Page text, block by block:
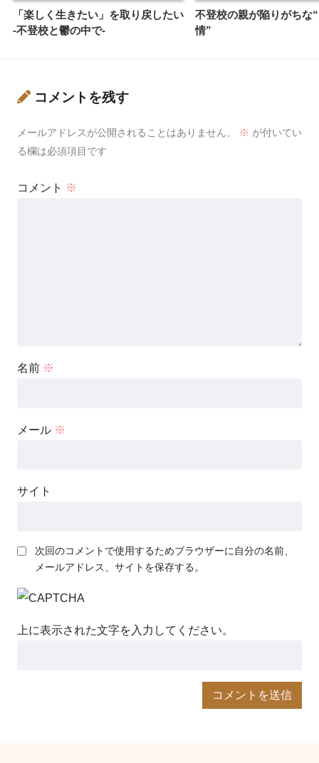
「楽しく生きたい」を取り戻したい
-不登校と鬱の中で-
不登校の親が陥りがちな
情”
コメントを残す
メールアドレスが公開されることはありません。 ※ が付いてい
る欄は必須項目です
コメント ※
名前 ※
メール ※
サイト
次回のコメントで使用するためブラウザーに自分の名前、
メールアドレス、サイトを保存する。
上に表示された文字を入力してください。